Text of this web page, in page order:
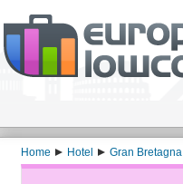
Home Hotel Gran Bretagna